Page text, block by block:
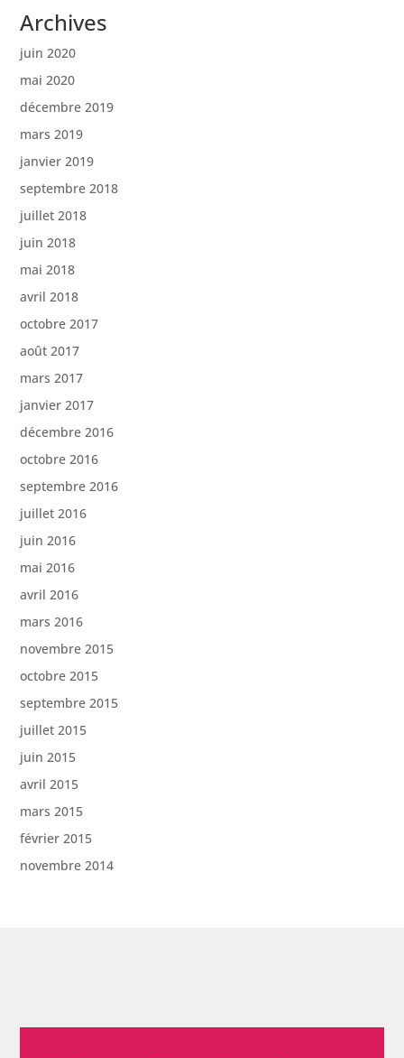
Archives
juin 2020
mai 2020
décembre 2019
mars 2019
janvier 2019
septembre 2018
juillet 2018
juin 2018
mai 2018
avril 2018
octobre 2017
août 2017
mars 2017
janvier 2017
décembre 2016
octobre 2016
septembre 2016
juillet 2016
juin 2016
mai 2016
avril 2016
mars 2016
novembre 2015
octobre 2015
septembre 2015
juillet 2015
juin 2015
avril 2015
mars 2015
février 2015
novembre 2014